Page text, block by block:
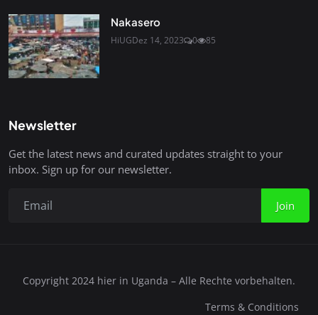
Nakasero
HiUGDez 14, 2023 0 85
Newsletter
Get the latest news and curated updates straight to your
inbox. Sign up for our newsletter.
Join
Copyright 2024 hier in Uganda – Alle Rechte vorbehalten.
Terms & Conditions